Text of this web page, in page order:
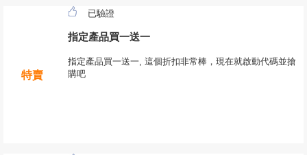
特賣
已驗證
指定產品買一送一
指定產品買一送一, 這個折扣非常棒，現在就啟動代碼並搶
購吧